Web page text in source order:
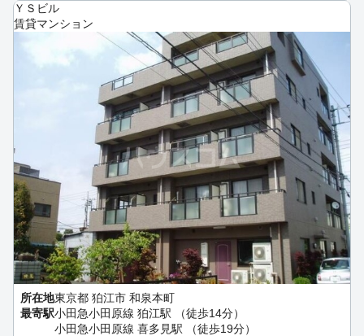
ＹＳビル
賃貸マンション
所在地東京都 狛江市 和泉本町
最寄駅小田急小田原線 狛江駅 （徒歩14分）
小田急小田原線 喜多見駅 （徒歩19分）